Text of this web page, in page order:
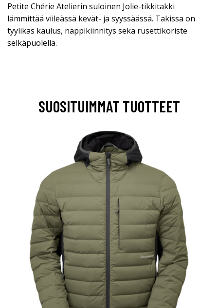
Petite Chérie Atelierin suloinen Jolie-tikkitakki
lämmittää viileässä kevät- ja syyssäässä. Takissa on
tyylikäs kaulus, nappikiinnitys sekä rusettikoriste
selkäpuolella.
SUOSITUIMMAT TUOTTEET